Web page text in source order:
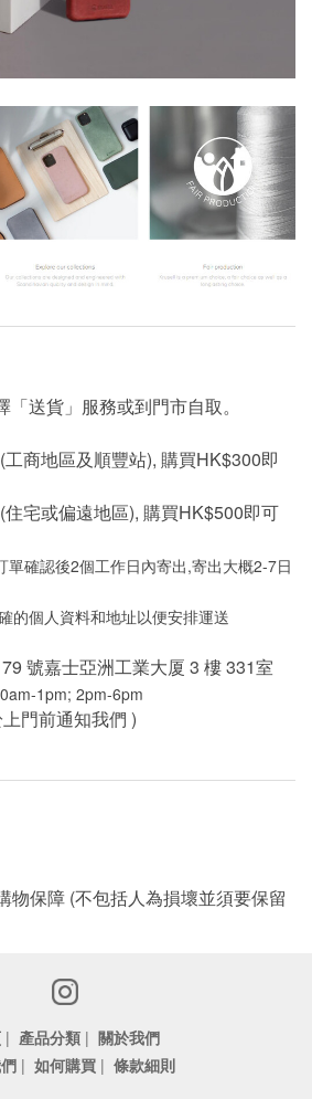
送貨」服務或到門市自取。
商地區及順豐站), 購買HK$300即
宅或偏遠地區), 購買HK$500即可
單確認後2個工作日內寄出,寄出大概2-7日
的個人資料和地址以便安排運送
號嘉士亞洲工業大厦 3 樓 331室
1pm; 2pm-6pm
門前通知我們 )
物保障 (不包括人為損壞並須要保留
| 產品分類 | 關於我們
| 如何購買 | 條款細則